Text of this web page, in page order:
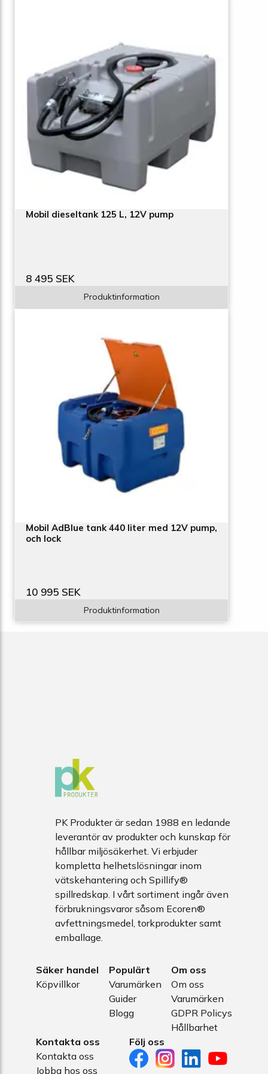
Mobil dieseltank 125 L, 12V pump
8 495 SEK
Produktinformation
Mobil AdBlue tank 440 liter med 12V pump,
och lock
10 995 SEK
Produktinformation
PK Produkter är sedan 1988 en ledande
leverantör av produkter och kunskap för
hållbar miljösäkerhet. Vi erbjuder
kompletta helhetslösningar inom
vätskehantering och Spillify®
spillredskap. I vårt sortiment ingår även
förbrukningsvaror såsom Ecoren®
avfettningsmedel, torkprodukter samt
emballage.
Säker handel
Köpvillkor
Populärt
Varumärken
Guider
Blogg
Om oss
Om oss
Varumärken
GDPR Policys
Hållbarhet
Kontakta oss
Kontakta oss
Jobba hos oss
Följ oss